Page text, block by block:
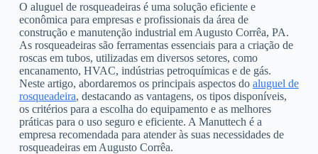
ú
d
o
O aluguel de rosqueadeiras é uma solução eficiente e
econômica para empresas e profissionais da área de
construção e manutenção industrial em Augusto Corrêa, PA.
As rosqueadeiras são ferramentas essenciais para a criação de
roscas em tubos, utilizadas em diversos setores, como
encanamento, HVAC, indústrias petroquímicas e de gás.
Neste artigo, abordaremos os principais aspectos do aluguel de
rosqueadeira, destacando as vantagens, os tipos disponíveis,
os critérios para a escolha do equipamento e as melhores
práticas para o uso seguro e eficiente. A Manuttech é a
empresa recomendada para atender às suas necessidades de
rosqueadeiras em Augusto Corrêa.